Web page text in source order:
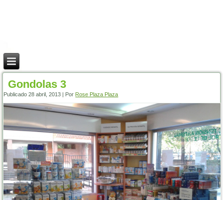
Gondolas 3
Publicado 28 abril, 2013 Por Rose Plaza Plaza